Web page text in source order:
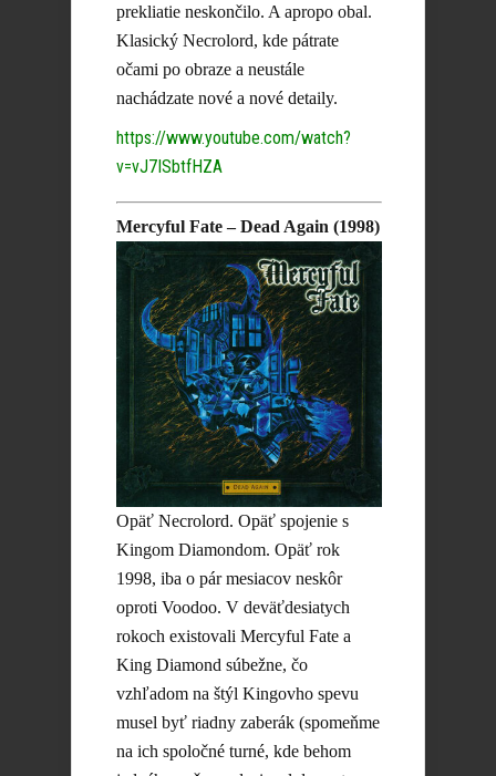
prekliatie neskončilo. A apropo obal.
Klasický Necrolord, kde pátrate
očami po obraze a neustále
nachádzate nové a nové detaily.
https://www.youtube.com/watch?
v=vJ7ISbtfHZA
Mercyful Fate – Dead Again (1998)
Opäť Necrolord. Opäť spojenie s
Kingom Diamondom. Opäť rok
1998, iba o pár mesiacov neskôr
oproti Voodoo. V deväťdesiatych
rokoch existovali Mercyful Fate a
King Diamond súbežne, čo
vzhľadom na štýl Kingovho spevu
musel byť riadny zaberák (spomeňme
na ich spoločné turné, kde behom